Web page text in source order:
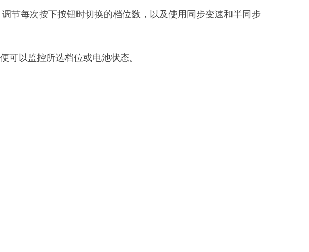
节每次按下按钮时切换的档位数，以及使用同步变速和半同步
可以监控所选档位或电池状态。